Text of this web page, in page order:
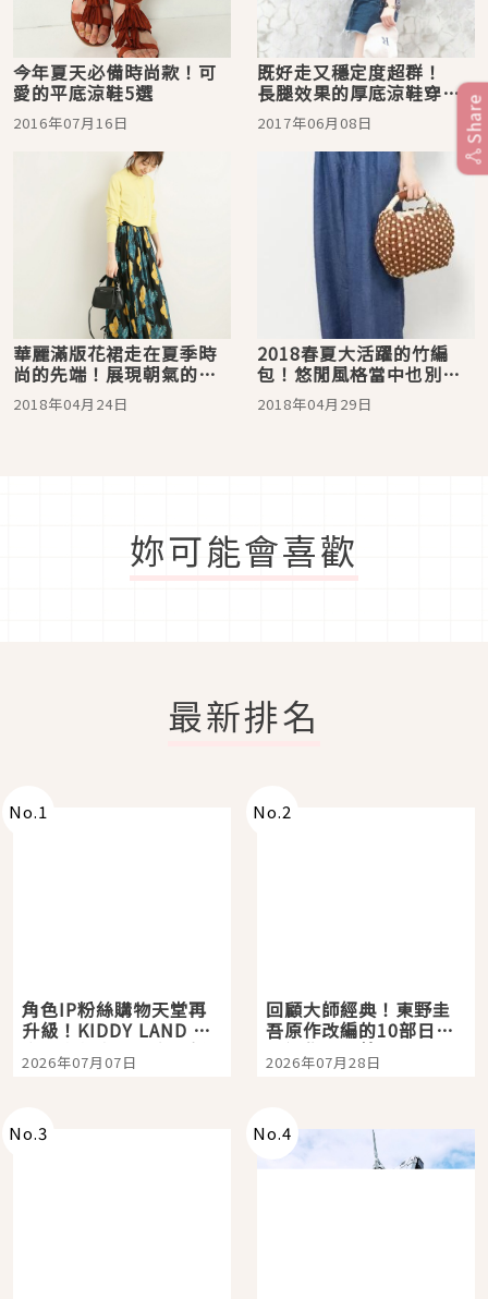
今年夏天必備時尚款！可
愛的平底涼鞋5選
2016年07月16日
既好走又穩定度超群！
長腿效果的厚底涼鞋穿搭
示範♡
2017年06月08日
華麗滿版花裙走在夏季時
尚的先端！展現朝氣的日
系裙子款式大集合
2018年04月24日
2018春夏大活躍的竹編
包！悠閒風格當中也別忘
優雅
2018年04月29日
妳可能會喜歡
最新排名
No.1
角色IP粉絲購物天堂再
升級！KIDDY LAND 原
宿店吉伊卡哇迎客，新
開幕 OMOKADO 店3分
2026年07月07日
No.2
回顧大師經典！東野圭
吾原作改編的10部日本
影視作品推薦
2026年07月28日
No.3 No.4
Share